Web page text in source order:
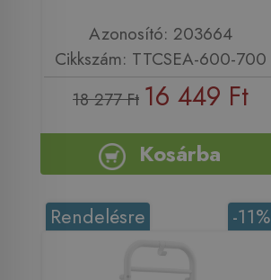
Azonosító: 203664
Cikkszám: TTCSEA-600-700
18 277 Ft 16 449 Ft
Kosárba
-11%
Rendelésre